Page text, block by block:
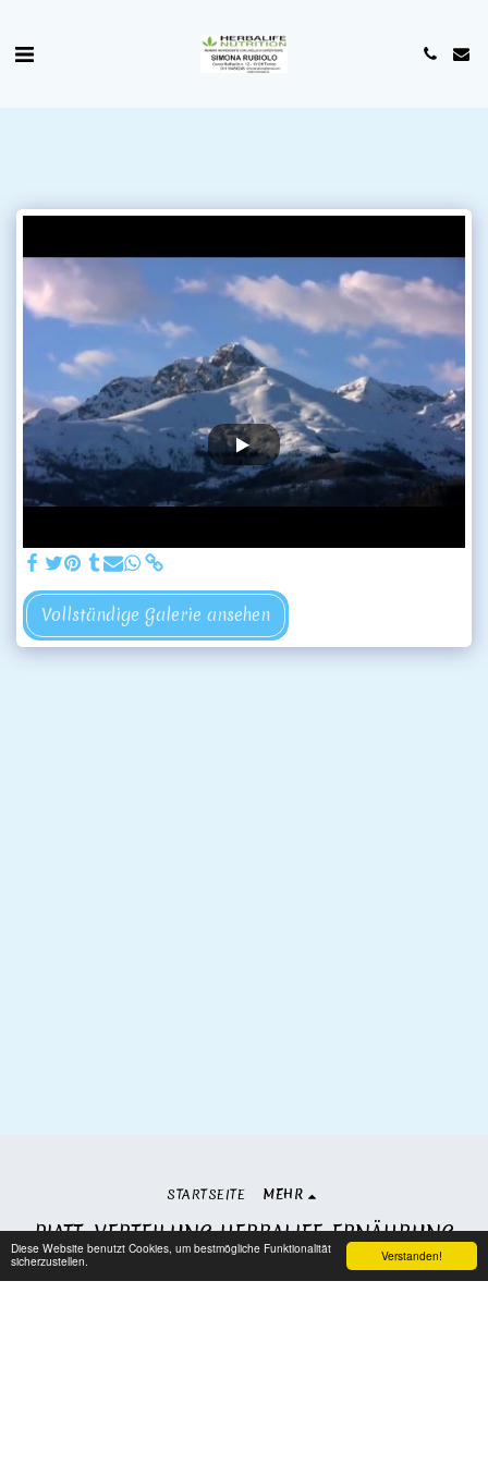
Verstanden!
Diese Website benutzt Cookies, um bestmögliche Funktionalität
sicherzustellen.
Vollständige Galerie ansehen
PIATT. VERTEILUNG HERBALIFE-ERNÄHRUNG
Copyright © 2026 Alle Rechte vorbehalten.
AGBs|Datenschutzbestimmungen
STARTSEITE MEHR